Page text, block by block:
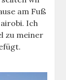
am Fuß
Ich
zu meiner